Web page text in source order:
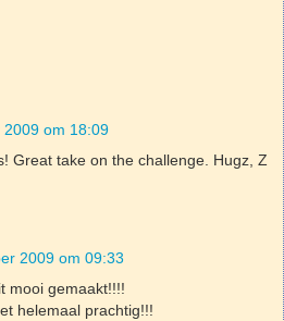
om 18:09
Great take on the challenge. Hugz, Z
2009 om 09:33
mooi gemaakt!!!!
helemaal prachtig!!!